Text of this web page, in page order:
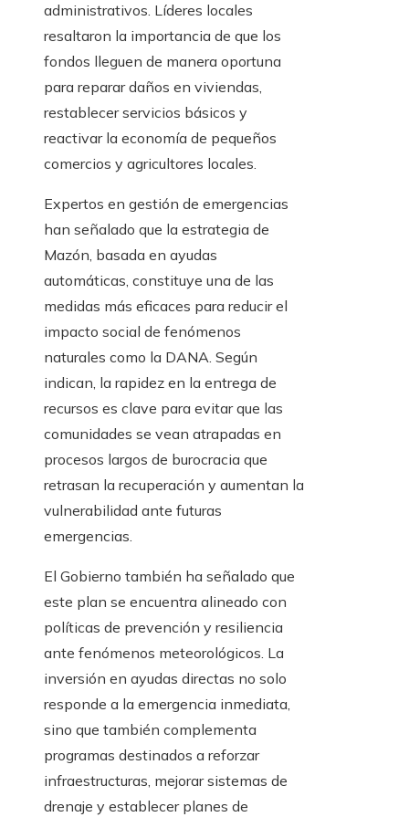
administrativos. Líderes locales
resaltaron la importancia de que los
fondos lleguen de manera oportuna
para reparar daños en viviendas,
restablecer servicios básicos y
reactivar la economía de pequeños
comercios y agricultores locales.
Expertos en gestión de emergencias
han señalado que la estrategia de
Mazón, basada en ayudas
automáticas, constituye una de las
medidas más eficaces para reducir el
impacto social de fenómenos
naturales como la DANA. Según
indican, la rapidez en la entrega de
recursos es clave para evitar que las
comunidades se vean atrapadas en
procesos largos de burocracia que
retrasan la recuperación y aumentan la
vulnerabilidad ante futuras
emergencias.
El Gobierno también ha señalado que
este plan se encuentra alineado con
políticas de prevención y resiliencia
ante fenómenos meteorológicos. La
inversión en ayudas directas no solo
responde a la emergencia inmediata,
sino que también complementa
programas destinados a reforzar
infraestructuras, mejorar sistemas de
drenaje y establecer planes de